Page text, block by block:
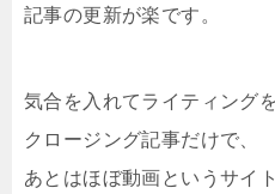
記事の更新が楽です。
気合を入れてライティング
クロージング記事だけで、
あとはほぼ動画というサイ